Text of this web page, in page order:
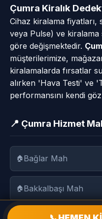
Çumra Kiralık
Cihaz kiralama fiyatları,
veya Pulse) ve
göre değişmektedir.
müşterilerimize,
kiralamalarda fırsatlar
alırken 'Hava Testi' ve
performansını kendi
📍 Çumra Hizmet
Bağlar Mah
Bakkalbaşı Mah